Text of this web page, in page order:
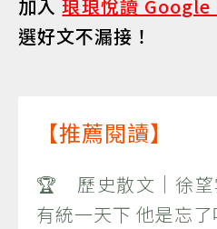
加入琅琅悅讀
選好文不漏接！
【推薦閱讀】
🏆 歷史散文｜徐望
有統一天下 他是忘了